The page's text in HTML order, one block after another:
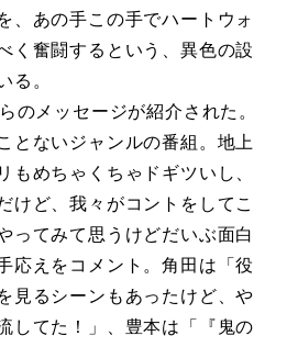
、あの手この手でハートウォ
く奮闘するという、異色の設
る。
のメッセージが紹介された。
とないジャンルの番組。地上
もめちゃくちゃドギツいし、
けど、我々がコントをしてこ
てみて思うけどだいぶ面白
応えをコメント。角田は「役
見るシーンもあったけど、や
してた！」、豊本は「『鬼の